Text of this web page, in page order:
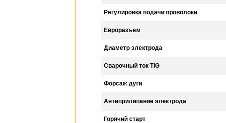
Регулировка подачи проволоки
Евроразъём
Диаметр электрода
Сварочный ток TIG
Форсаж дуги
Антиприлипание электрода
Горячий старт